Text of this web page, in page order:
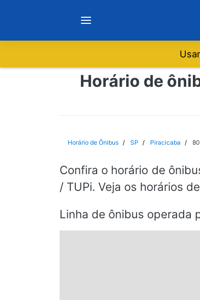
Notícias
São Paulo
Espírito Santo
Horário de
Horário de Ônibus SP Piracicaba
Confira o horário de
/ TUPi. Veja os horários
Linha de ônibus operada